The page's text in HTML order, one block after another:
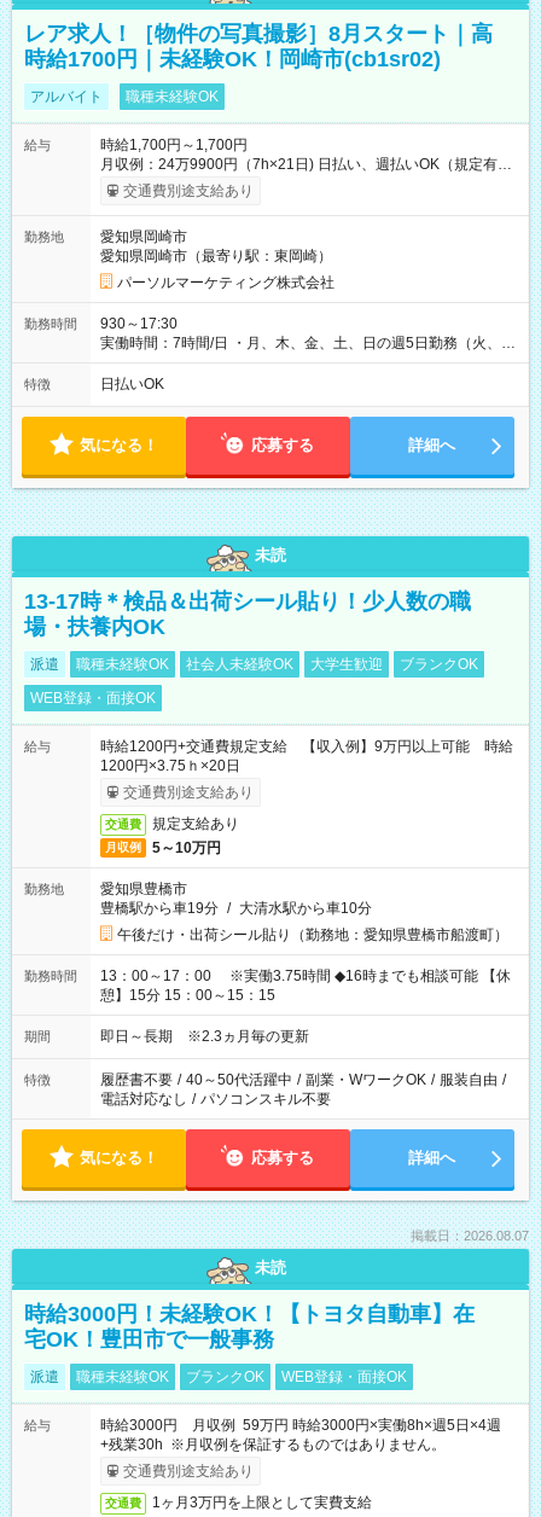
レア求人！［物件の写真撮影］8月スタート｜高
時給1700円｜未経験OK！岡崎市(cb1sr02)
アルバイト 職種未経験OK
給与
時給1,700円～1,700円
月収例：24万9900円（7h×21日) 日払い、週払いOK（規定有
り） 【試用期間】試用期間なし
交通費別途支給あり
勤務地
愛知県岡崎市
愛知県岡崎市（最寄り駅：東岡崎）
パーソルマーケティング株式会社
勤務時間
930～17:30
実働時間：7時間/日 ・月、木、金、土、日の週5日勤務（火、水
は固定休です／夏季、年末年始等、長期休暇有り！） ・ワンシ
フト！ 残業ほぼナシ（0～5h/月）
特徴 日払いOK
気になる！ 応募する 詳細へ
未読
13-17時＊検品＆出荷シール貼り！少人数の職
場・扶養内OK
派遣 職種未経験OK 社会人未経験OK 大学生歓迎
ブランクOK
WEB登録・面接OK
給与
時給1200円+交通費規定支給 【収入例】9万円以上可能 時給
1200円×3.75ｈ×20日
交通費別途支給あり
交通費 規定支給あり
月収例 5～10万円
勤務地
愛知県豊橋市
豊橋駅から車19分 / 大清水駅から車10分
午後だけ・出荷シール貼り（勤務地：愛知県豊橋市船渡町）
勤務時間
13：00～17：00 ※実働3.75時間 ◆16時までも相談可能 【休
憩】15分 15：00～15：15
期間 即日～長期 ※2.3ヵ月毎の更新
特徴 履歴書不要 / 40～50代活躍中 / 副業・WワークOK / 服装自由 /
電話対応なし / パソコンスキル不要
気になる！ 応募する 詳細へ
掲載日：2026.08.07
未読
時給3000円！未経験OK！【トヨタ自動車】在
宅OK！豊田市で一般事務
派遣 職種未経験OK ブランクOK WEB登録・面接OK
給与
時給3000円 月収例 59万円 時給3000円×実働8h×週5日×4週
+残業30h ※月収例を保証するものではありません。
交通費別途支給あり
交通費 1ヶ月3万円を上限として実費支給